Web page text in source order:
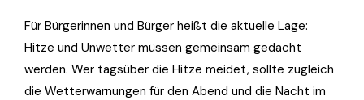
Für Bürgerinnen und Bürger heißt die aktuelle Lage:
Hitze und Unwetter müssen gemeinsam gedacht
werden. Wer tagsüber die Hitze meidet, sollte zugleich
die Wetterwarnungen für den Abend und die Nacht im